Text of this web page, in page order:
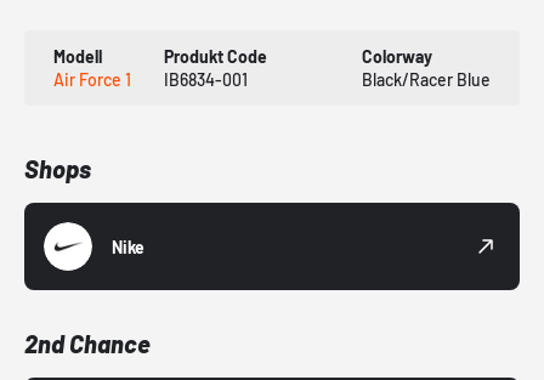
Modell
Air Force 1
Produkt Code
IB6834-001
Colorway
Black/Racer Blue
Shops
Nike
2nd Chance